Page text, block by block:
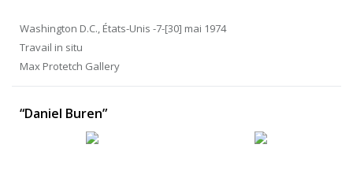
Washington D.C., États-Unis -7-[30] mai 1974
Travail in situ
Max Protetch Gallery
“Daniel Buren”